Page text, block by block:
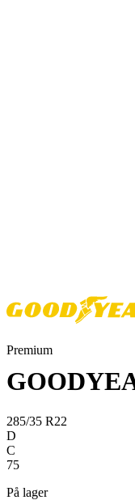
Premium
285/35 R22
D
C
75
På lager